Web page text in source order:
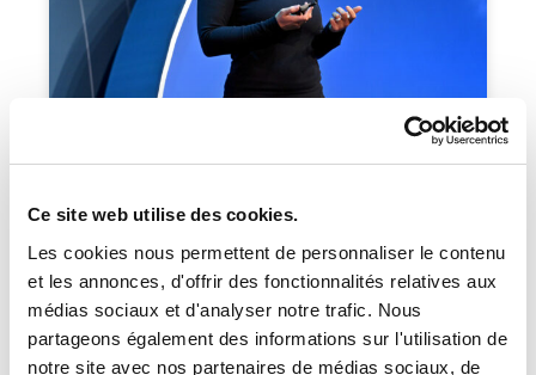
Ce site web utilise des cookies.
Les cookies nous permettent de personnaliser le contenu
et les annonces, d'offrir des fonctionnalités relatives aux
médias sociaux et d'analyser notre trafic. Nous
partageons également des informations sur l'utilisation de
notre site avec nos partenaires de médias sociaux, de
La Keynote de l’Eté par Orators